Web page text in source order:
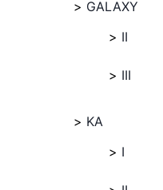
GALAXY
II
III
KA
I